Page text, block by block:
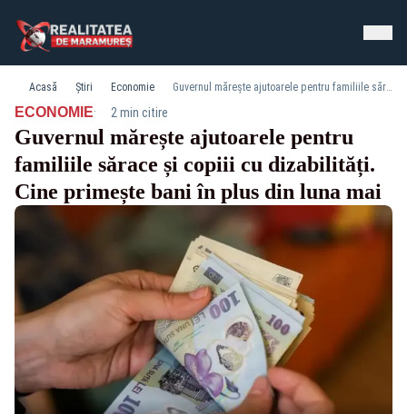
Acasă Știri Economie Guvernul mărește ajutoarele pentru familiile sărace și copiii cu dizabilități. Cine primește bani în plus din luna mai
ECONOMIE· 2 min citire
Guvernul mărește ajutoarele pentru
familiile sărace și copiii cu dizabilități.
Cine primește bani în plus din luna mai